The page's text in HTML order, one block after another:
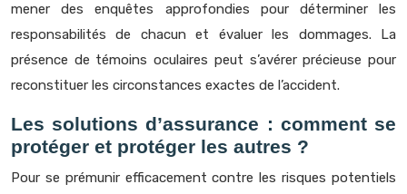
mener des enquêtes approfondies pour déterminer les
responsabilités de chacun et évaluer les dommages. La
présence de témoins oculaires peut s’avérer précieuse pour
reconstituer les circonstances exactes de l’accident.
Les solutions d’assurance : comment se
protéger et protéger les autres ?
Pour se prémunir efficacement contre les risques potentiels